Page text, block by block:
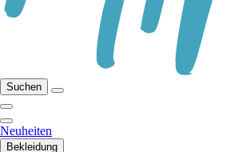
Suchen
Neuheiten
Bekleidung